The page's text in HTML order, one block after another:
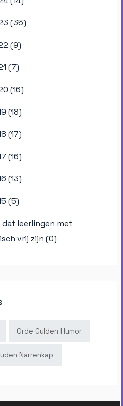
(35)
(9)
(7)
(16)
(18)
(17)
(16)
(13)
(5)
dat leerlingen met
vrij zijn (0)
Orde Gulden Humor
Narrenkap